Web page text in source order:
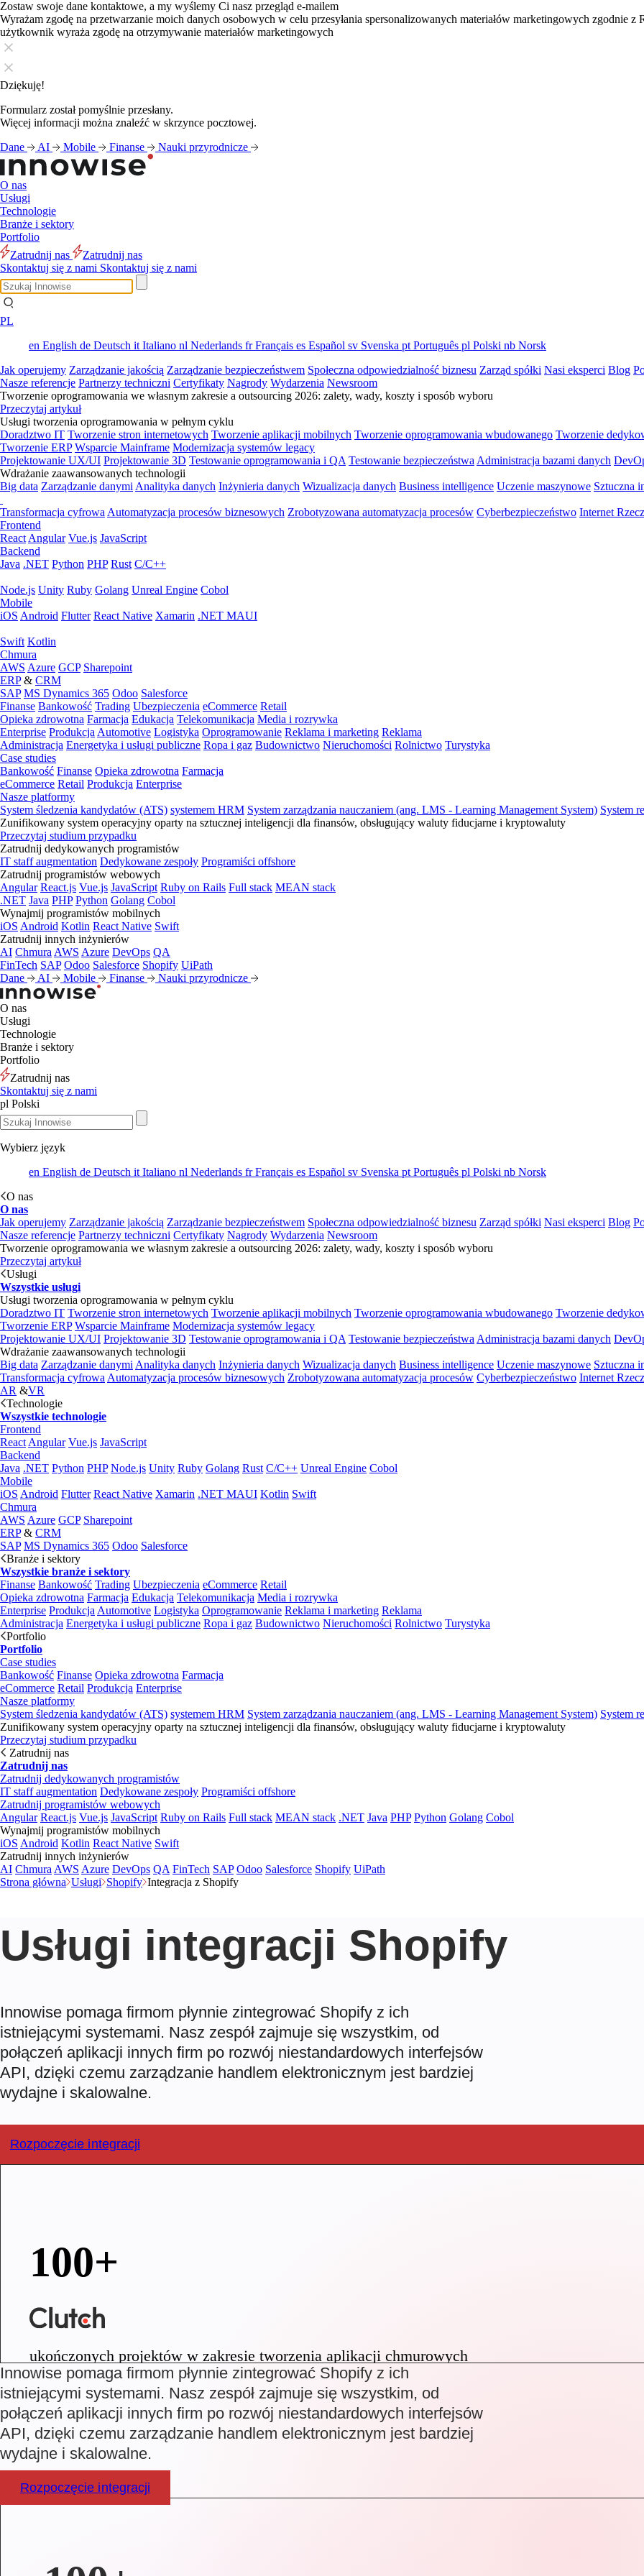
Zostaw swoje dane kontaktowe, a my wyślemy Ci nasz przegląd e-mailem
Wyrażam zgodę na przetwarzanie moich danych osobowych w celu przesyłania spersonalizowanych materiałów marketingowych zgodnie z
użytkownik wyraża zgodę na otrzymywanie materiałów marketingowych
Dziękuję!
Formularz został pomyślnie przesłany.
Więcej informacji można znaleźć w skrzynce pocztowej.
Dane
AI Mobile Finanse Nauki przyrodnicze
O nas
Usługi
Technologie
Branże i sektory
Portfolio
Zatrudnij nas
Zatrudnij nas
Skontaktuj się z nami Skontaktuj się z nami
PL
en English de Deutsch it Italiano nl Nederlands frFrançais es Español sv Svenska pt Português pl Polski nb Norsk
Jak operujemy Zarządzanie jakością Zarządzanie bezpieczeństwem Społeczna odpowiedzialność biznesu Zarząd spółki Nasi eksperci Blog
Nasze referencje Partnerzy techniczni Certyfikaty Nagrody Wydarzenia Newsroom
Tworzenie oprogramowania we własnym zakresie a outsourcing 2026: zalety, wady, koszty i sposób wyboru
Przeczytaj artykuł
Usługi tworzenia oprogramowania w pełnym cyklu
Doradztwo IT Tworzenie stron internetowych Tworzenie aplikacji mobilnych Tworzenie oprogramowania wbudowanego Tworzenie
Tworzenie ERP Wsparcie Mainframe Modernizacja systemów legacy
Projektowanie UX/UI Projektowanie 3D Testowanie oprogramowania i QA Testowanie bezpieczeństwa Administracja bazami danych
Wdrażanie zaawansowanych technologii
Big data Zarządzanie danymi Analityka danych Inżynieria danych Wizualizacja danych Business intelligence Uczenie maszynowe Sztuczna
Transformacja cyfrowa Automatyzacja procesów biznesowych Zrobotyzowana automatyzacja procesów Cyberbezpieczeństwo Internet
Frontend
React Angular Vue.js JavaScript
Backend
Java .NET Python PHP Rust C/C++
Node.js Unity Ruby Golang Unreal Engine Cobol
Mobile
iOS Android Flutter React Native Xamarin .NET MAUI
Swift Kotlin
Chmura
AWS Azure GCP Sharepoint
ERP& CRM
SAP MS Dynamics 365 Odoo Salesforce
Finanse Bankowość Trading Ubezpieczenia eCommerce Retail
Opieka zdrowotna Farmacja Edukacja Telekomunikacja Media i rozrywka
Enterprise Produkcja Automotive Logistyka Oprogramowanie Reklama i marketing Reklama
Administracja Energetyka i usługi publiczne Ropa i gaz Budownictwo Nieruchomości Rolnictwo Turystyka
Case studies
Bankowość Finanse Opieka zdrowotna Farmacja
eCommerce Retail Produkcja Enterprise
Nasze platformy
System śledzenia kandydatów (ATS) systemem HRM System zarządzania nauczaniem (ang. LMS - Learning Management System) System
Zunifikowany system operacyjny oparty na sztucznej inteligencji dla finansów, obsługujący waluty fiducjarne i kryptowaluty
Przeczytaj studium przypadku
Zatrudnij dedykowanych programistów
IT staff augmentation Dedykowane zespoły Programiści offshore
Zatrudnij programistów webowych
Angular React.js Vue.js JavaScript Ruby on Rails Full stack MEAN stack
.NET Java PHP Python Golang Cobol
Wynajmij programistów mobilnych
iOS Android Kotlin React Native Swift
Zatrudnij innych inżynierów
AI Chmura AWS Azure DevOps QA
FinTech SAP Odoo Salesforce Shopify UiPath
Dane
AI Mobile Finanse Nauki przyrodnicze
O nas
Usługi
Technologie
Branże i sektory
Portfolio
Zatrudnij nas
Skontaktuj się z nami
pl Polski
Wybierz język
en English de Deutsch it Italiano nl Nederlands frFrançais es Español sv Svenska pt Português pl Polski nb Norsk
O nas
O nas
Jak operujemy Zarządzanie jakością Zarządzanie bezpieczeństwem Społeczna odpowiedzialność biznesu Zarząd spółki Nasi eksperci Blog
Nasze referencje Partnerzy techniczni Certyfikaty Nagrody Wydarzenia Newsroom
Tworzenie oprogramowania we własnym zakresie a outsourcing 2026: zalety, wady, koszty i sposób wyboru
Przeczytaj artykuł
Usługi
Wszystkie usługi
Usługi tworzenia oprogramowania w pełnym cyklu
Doradztwo IT Tworzenie stron internetowych Tworzenie aplikacji mobilnych Tworzenie oprogramowania wbudowanego Tworzenie
Tworzenie ERP Wsparcie Mainframe Modernizacja systemów legacy
Projektowanie UX/UI Projektowanie 3D Testowanie oprogramowania i QA Testowanie bezpieczeństwa Administracja bazami danych
Wdrażanie zaawansowanych technologii
Big data Zarządzanie danymi Analityka danych Inżynieria danych Wizualizacja danych Business intelligence Uczenie maszynowe Sztuczna
Transformacja cyfrowa Automatyzacja procesów biznesowych Zrobotyzowana automatyzacja procesów Cyberbezpieczeństwo Internet
AR &VR
Technologie
Wszystkie technologie
Frontend
React Angular Vue.js JavaScript
Backend
Java .NET Python PHP Node.js Unity Ruby Golang Rust C/C++ Unreal Engine Cobol
Mobile
iOS Android Flutter React Native Xamarin .NET MAUI Kotlin Swift
Chmura
AWS Azure GCP Sharepoint
ERP& CRM
SAP MS Dynamics 365 Odoo Salesforce
Branże i sektory
Wszystkie branże i sektory
Finanse Bankowość Trading Ubezpieczenia eCommerce Retail
Opieka zdrowotna Farmacja Edukacja Telekomunikacja Media i rozrywka
Enterprise Produkcja Automotive Logistyka Oprogramowanie Reklama i marketing Reklama
Administracja Energetyka i usługi publiczne Ropa i gaz Budownictwo Nieruchomości Rolnictwo Turystyka
Portfolio
Portfolio
Case studies
Bankowość Finanse Opieka zdrowotna Farmacja
eCommerce Retail Produkcja Enterprise
Nasze platformy
System śledzenia kandydatów (ATS) systemem HRM System zarządzania nauczaniem (ang. LMS - Learning Management System) System
Zunifikowany system operacyjny oparty na sztucznej inteligencji dla finansów, obsługujący waluty fiducjarne i kryptowaluty
Przeczytaj studium przypadku
Zatrudnij nas
Zatrudnij nas
Zatrudnij dedykowanych programistów
IT staff augmentation Dedykowane zespoły Programiści offshore
Zatrudnij programistów webowych
Angular React.js Vue.js JavaScript Ruby on Rails Full stack MEAN stack .NET Java PHP Python Golang Cobol
Wynajmij programistów mobilnych
iOS Android Kotlin React Native Swift
Zatrudnij innych inżynierów
AI Chmura AWS Azure DevOps QA FinTech SAP Odoo Salesforce Shopify UiPath
Strona główna Usługi Shopify Integracja z Shopify
Usługi integracji Shopify
Innowise pomaga firmom płynnie zintegrować Shopify z ich
istniejącymi systemami. Nasz zespół zajmuje się wszystkim, od
połączeń aplikacji innych firm po rozwój niestandardowych interfejsów
API, dzięki czemu zarządzanie handlem elektronicznym jest bardziej
wydajne i skalowalne.
Rozpoczęcie integracji
100+
ukończonych projektów w zakresie tworzenia aplikacji chmurowych
Innowise pomaga firmom płynnie zintegrować Shopify z ich
istniejącymi systemami. Nasz zespół zajmuje się wszystkim, od
połączeń aplikacji innych firm po rozwój niestandardowych interfejsów
API, dzięki czemu zarządzanie handlem elektronicznym jest bardziej
wydajne i skalowalne.
Rozpoczęcie integracji